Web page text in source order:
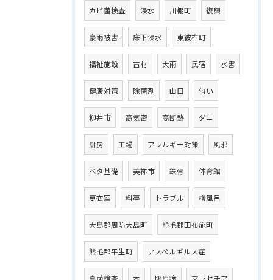
カビ菌検査 浸水 川棚町 復興
豪雨被害 床下浸水 東彼杵町
福祉施設 古材 大雨 民宿 水害
健康対策 除菌剤 山口 匂い
柳井市 高気密 高断熱 ダニ
厨房 工場 アレルギー対策 風邪
ベタ基礎 美祢市 鉄骨 体育館
更衣室 料亭 トラブル 檜風呂
大島郡周防大島町 熊毛郡田布施町
熊毛郡平生町 アスペルギルス症